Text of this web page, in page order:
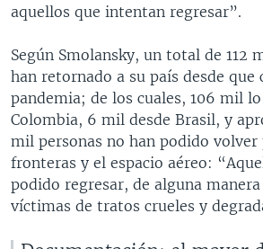
aquellos que intentan regresar”.
Según Smolansky, un total de 112
han retornado a su país desde que
pandemia; de los cuales, 106 mil
Colombia, 6 mil desde Brasil, y
mil personas no han podido volver
fronteras y el espacio aéreo:
podido regresar, de alguna
víctimas de tratos crueles y